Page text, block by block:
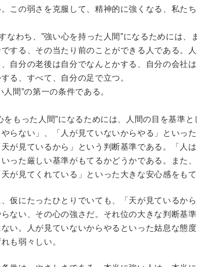
この弱さを克服して、精神的に強くなる、私た
なわち、”強い心を持った人間”になるためには
する、その当たり前のことができる人である。
自分の老後は自分でなんとかする、自分の会社
る、すべて、自分の足で立つ。
人間”の第一の条件である。
をもった人間”になるためには、人間の目を基準
やらない」、「人が見ていないからやる」といっ
が見ているから」という判断基準である。「人
った厳しい基準がもてるかどうかである。また
が見てくれている」といった大きな安心感をもて
仮にたったひとりでいても、「天が見ているか
ない、その心の強さだ。それ位の大きな判断基
い。人が見ていないからやるといった姑息な態
も弱々しい。